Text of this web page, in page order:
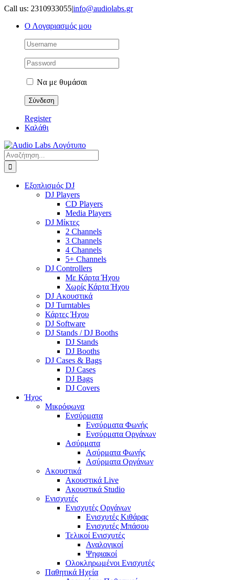
Μετάβαση
περιεχόμενο
Call us: 2310933055|info@audiolabs.gr
Ο Λογαριασμός μου
Να με θυμάσαι
Register
Καλάθι
Αναζήτηση
για:
Εξοπλισμός DJ
DJ Players
CD Players
Media Players
DJ Μίκτες
2 Channels
3 Channels
4 Channels
5+ Channels
DJ Controllers
Με Κάρτα Ήχου
Χωρίς Κάρτα Ήχου
DJ Ακουστικά
DJ Turntables
Κάρτες Ήχου
DJ Software
DJ Stands / DJ Booths
DJ Stands
DJ Booths
DJ Cases & Bags
DJ Cases
DJ Bags
DJ Covers
Ήχος
Μικρόφωνα
Ενσύρματα
Ενσύρματα Φωνής
Ενσύρματα Οργάνων
Ασύρματα
Ασύρματα Φωνής
Ασύρματα Οργάνων
Ακουστικά
Ακουστικά Live
Ακουστικά Studio
Ενισχυτές
Ενισχυτές Οργάνων
Ενισχυτές Κιθάρας
Ενισχυτές Μπάσου
Τελικοί Ενισχυτές
Αναλογικοί
Ψηφιακοί
Ολοκληρωμένοι Ενισχυτές
Παθητικά Ηχεία